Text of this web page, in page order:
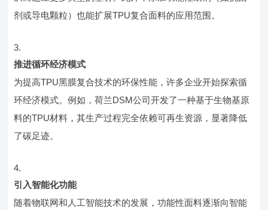
剂或导电颗粒）也能扩展TPU复合面料的应用范围。
推进循环经济模式
为提高TPU黑膜复合技术的环保性能，许多企业开始探索循
环经济模式。例如，荷兰DSM公司开发了一种基于生物基原
料的TPU材料，其生产过程完全依赖可再生资源，显著降低
了碳足迹。
引入智能化功能
随着物联网和人工智能技术的发展，功能性面料逐渐向智能